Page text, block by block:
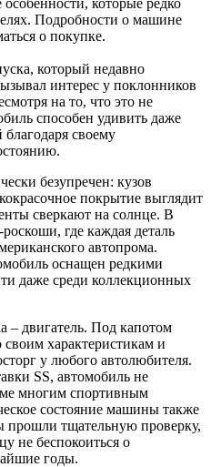
Подробности о машине
о покупке.
который недавно
интерес у поклонников
на то, что это не
способен удивить даже
своему
безупречен: кузов
покрытие выглядит
сверкают на солнце. В
где каждая деталь
автопрома.
оснащен редкими
даже среди коллекционных
– двигатель. Под капотом
характеристикам и
у любого автолюбителя.
SS, автомобиль не
многим спортивным
состояние машины также
прошли тщательную проверку,
не беспокоиться о
годы.